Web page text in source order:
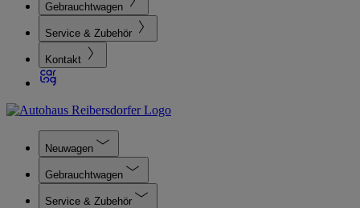
Gebrauchtwagen
Service & Zubehör
Kontakt
Neuwagen
Gebrauchtwagen
Service & Zubehör